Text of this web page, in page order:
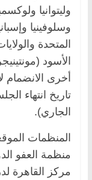
وليتوانيا
وسلوفينيا
المتحدة
الأسود
أخرى الانضمام
تاريخ انتهاء
الجاري).
المنظمات
منظمة العفو
مركز القاهرة